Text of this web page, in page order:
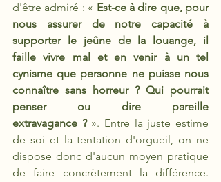
d'être admiré : « Est-ce à dire que, pour
nous assurer de notre capacité à
supporter le jeûne de la louange, il
faille vivre mal et en venir à un tel
cynisme que personne ne puisse nous
connaître sans horreur ? Qui pourrait
penser ou dire pareille
extravagance ? ». Entre la juste estime
de soi et la tentation d'orgueil, on ne
dispose donc d'aucun moyen pratique
de faire concrètement la différence.